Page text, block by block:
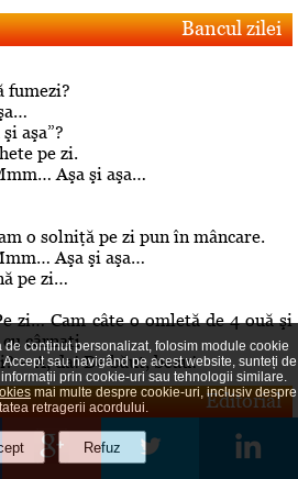
Bancul zilei
fumezi?
aşa”?
pe zi.
Aşa şi aşa…
o solniţă pe zi pun în mâncare.
Aşa şi aşa…
pe zi…
zi… Cam câte o omletă de 4 ouă şi
cârnaţi
– A, da! De băut, beau!
Editorial
conținut personalizat, folosim module cookie
sau navigând pe acest website, sunteți de
prin cookie-uri sau tehnologii similare.
mai multe despre cookie-uri, inclusiv despre
retragerii acordului.